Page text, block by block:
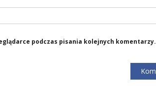
podczas pisania kolejnych komentarzy.